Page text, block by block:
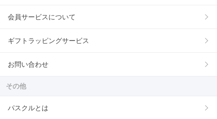
会員サービスについて
ギフトラッピングサービス
お問い合わせ
その他
パスクルとは